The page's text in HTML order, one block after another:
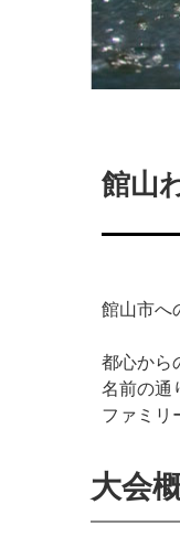
館山
館山市へ
都心から
名前の通
ファミリ
大会